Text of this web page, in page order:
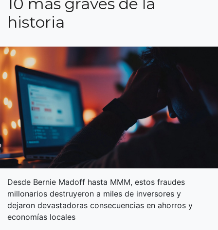
historia
Desde Bernie Madoff hasta MMM, estos fraudes
millonarios destruyeron a miles de inversores y
dejaron devastadoras consecuencias en ahorros y
economías locales